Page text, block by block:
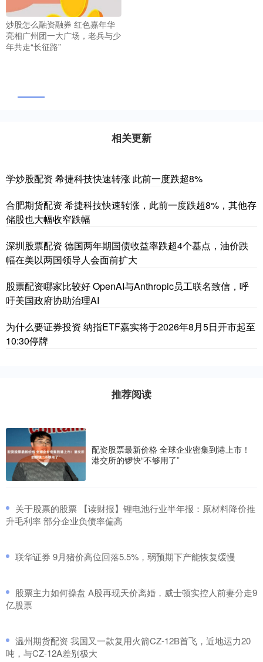
炒股怎么融资融券 红色嘉年华
亮相广州团一大广场，老兵与少
年共走“长征路”
相关更新
学炒股配资 希捷科技快速转涨 此前一度跌超8%
合肥期货配资 希捷科技快速转涨，此前一度跌超8%，其他存
储股也大幅收窄跌幅
深圳股票配资 德国两年期国债收益率跌超4个基点，油价跌
幅在美以两国领导人会面前扩大
股票配资哪家比较好 OpenAI与Anthropic员工联名致信，呼
吁美国政府协助治理AI
为什么要证券投资 纳指ETF嘉实将于2026年8月5日开市起至
10:30停牌
推荐阅读
配资股票最新价格 全球企业密集到港上市！
港交所的锣快“不够用了”
​关于股票的股票 【读财报】锂电池行业半年报：原材料降价推
升毛利率 部分企业负债率偏高
​联华证券 9月猪价高位回落5.5%，弱预期下产能恢复缓慢
​股票主力如何操盘 A股再现天价离婚，威士顿实控人前妻分走9
亿股票
​温州期货配资 我国又一款复用火箭CZ-12B首飞，近地运力20
吨，与CZ-12A差别极大